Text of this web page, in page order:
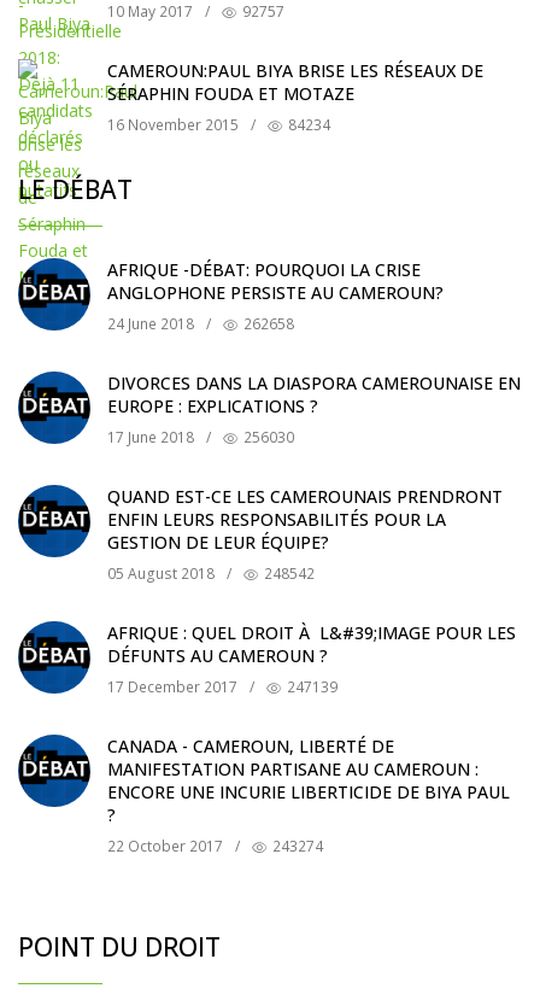
10 May 2017 / 92757
CAMEROUN:PAUL BIYA BRISE LES RÉSEAUX DE
SÉRAPHIN FOUDA ET MOTAZE
16 November 2015 / 84234
LE DÉBAT
AFRIQUE -DÉBAT: POURQUOI LA CRISE
ANGLOPHONE PERSISTE AU CAMEROUN?
24 June 2018 / 262658
DIVORCES DANS LA DIASPORA CAMEROUNAISE EN
EUROPE : EXPLICATIONS ?
17 June 2018 / 256030
QUAND EST-CE LES CAMEROUNAIS PRENDRONT
ENFIN LEURS RESPONSABILITÉS POUR LA
GESTION DE LEUR ÉQUIPE?
05 August 2018 / 248542
AFRIQUE : QUEL DROIT À L&#39;IMAGE POUR LES
DÉFUNTS AU CAMEROUN ?
17 December 2017 / 247139
CANADA - CAMEROUN, LIBERTÉ DE
MANIFESTATION PARTISANE AU CAMEROUN :
ENCORE UNE INCURIE LIBERTICIDE DE BIYA PAUL
?
22 October 2017 / 243274
POINT DU DROIT